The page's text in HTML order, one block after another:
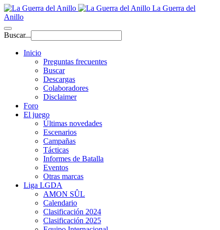
La Guerra del
Anillo
Buscar...
Inicio
Preguntas frecuentes
Buscar
Descargas
Colaboradores
Disclaimer
Foro
El juego
Últimas novedades
Escenarios
Campañas
Tácticas
Informes de Batalla
Eventos
Otras marcas
Liga LGDA
AMON SÛL
Calendario
Clasificación 2024
Clasificación 2025